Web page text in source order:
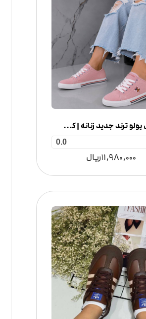
ونس پولو ترند جدید زنانه | کتونی سبک و راحت با رویه تنفس‌پذیر
0.0
11,980,000ریال